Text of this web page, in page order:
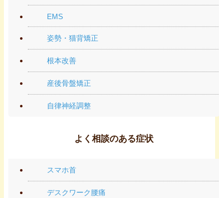
EMS
姿勢・猫背矯正
根本改善
産後骨盤矯正
自律神経調整
よく相談のある症状
スマホ首
デスクワーク腰痛